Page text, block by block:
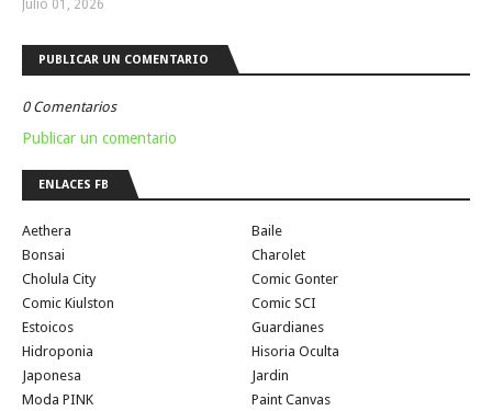
Julio 01, 2026
PUBLICAR UN COMENTARIO
0 Comentarios
Publicar un comentario
ENLACES FB
Aethera
Baile
Bonsai
Charolet
Cholula City
Comic Gonter
Comic Kiulston
Comic SCI
Estoicos
Guardianes
Hidroponia
Hisoria Oculta
Japonesa
Jardin
Moda PINK
Paint Canvas